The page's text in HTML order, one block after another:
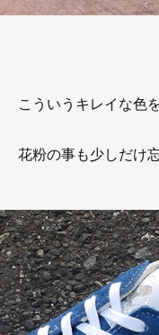
こういうキレイな色
花粉の事も少しだけ